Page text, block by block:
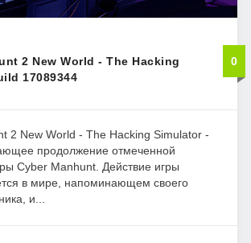
2 New World - The Hacking
17089344
0
2 New World - The Hacking Simulator -
продолжение отмеченной
Cyber Manhunt. Действие игры
в мире, напоминающем своего
и...